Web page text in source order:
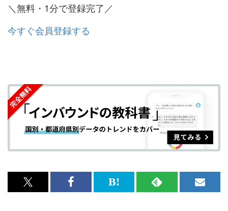
＼無料・1分で登録完了／
今すぐ会員登録する
x<br>
Facebook<br>
は
RSS
メ